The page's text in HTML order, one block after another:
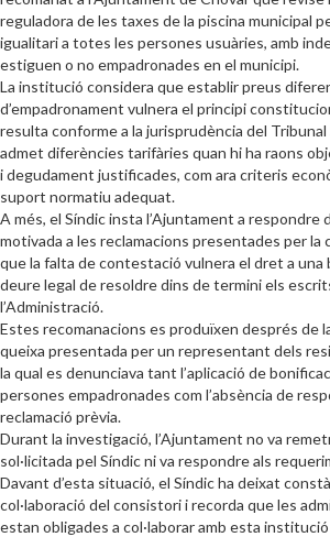
reguladora de les taxes de la piscina municipal
igualitari a totes les persones usuàries, amb
estiguen o no empadronades en el municipi.
La institució considera que establir preus
d’empadronament vulnera el principi
resulta conforme a la jurisprudència del Tribunal
admet diferències tarifàries quan hi ha raons
i degudament justificades, com ara criteris
suport normatiu adequat.
A més, el Síndic insta l’Ajuntament a respondre
motivada a les reclamacions presentades per la
que la falta de contestació vulnera el dret a una
deure legal de resoldre dins de termini els
l’Administració.
Estes recomanacions es produïxen després de
queixa presentada per un representant dels
la qual es denunciava tant l’aplicació de
persones empadronades com l’absència de
reclamació prèvia.
Durant la investigació, l’Ajuntament no va
sol·licitada pel Síndic ni va respondre als
Davant d’esta situació, el Síndic ha deixat
col·laboració del consistori i recorda que les
estan obligades a col·laborar amb esta